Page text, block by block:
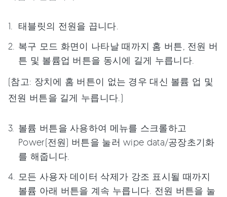
태블릿의 전원을 끕니다.
복구 모드 화면이 나타날 때까지 홈 버튼, 전원 버
튼 및 볼륨업 버튼을 동시에 길게 누릅니다.
(참고: 장치에 홈 버튼이 없는 경우 대신 볼륨 업 및
전원 버튼을 길게 누릅니다.)
볼륨 버튼을 사용하여 메뉴를 스크롤하고
Power(전원) 버튼을 눌러 wipe data/공장초기화
를 해줍니다.
모든 사용자 데이터 삭제가 강조 표시될 때까지
볼륨 아래 버튼을 계속 누릅니다. 전원 버튼을 눌